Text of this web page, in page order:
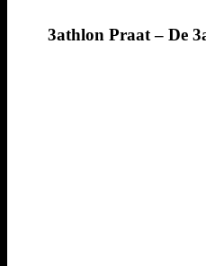
3athlon Praat – De